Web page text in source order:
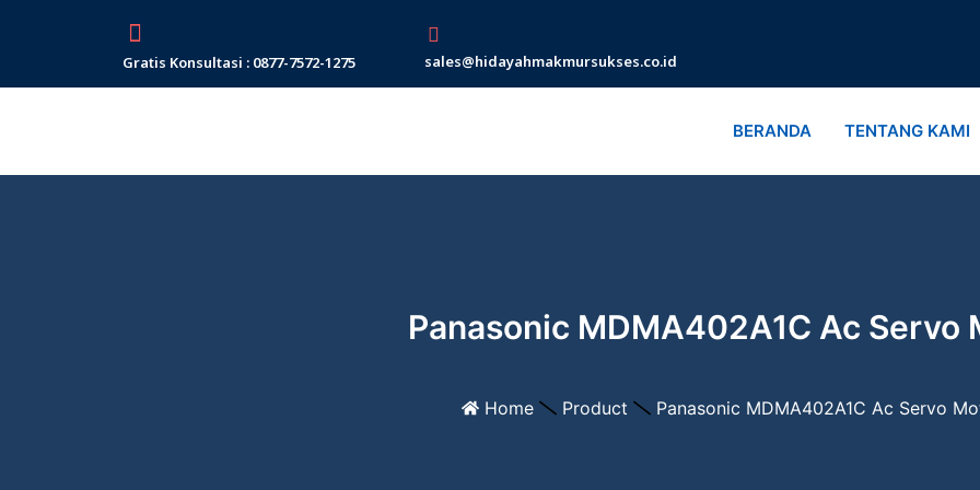
Gratis Konsultasi : 0877-7572-1275 sales@hidayahmakmursukses.co.id
BERANDA TENTANG KAMI
Panasonic MDMA402A1C Ac Servo
Home Product Panasonic MDMA402A1C Ac Servo